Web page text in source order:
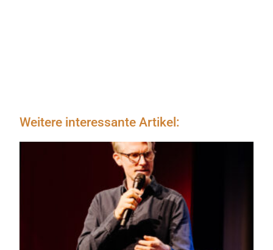
Weitere interessante Artikel: